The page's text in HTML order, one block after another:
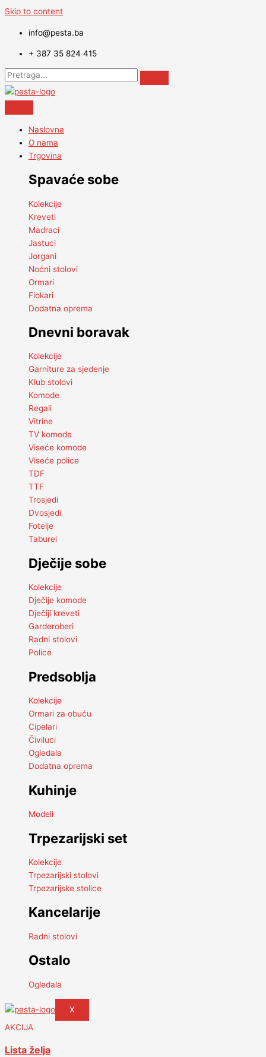
Skip to content
info@pesta.ba
+ 387 35 824 415
Naslovna
O nama
Trgovina
Spavaće sobe
Kolekcije
Kreveti
Madraci
Jastuci
Jorgani
Noćni stolovi
Ormari
Fiokari
Dodatna oprema
Dnevni boravak
Kolekcije
Garniture za sjedenje
Klub stolovi
Komode
Regali
Vitrine
TV komode
Viseće komode
Viseće police
TDF
TTF
Trosjedi
Dvosjedi
Fotelje
Taburei
Dječije sobe
Kolekcije
Dječije komode
Dječiji kreveti
Garderoberi
Radni stolovi
Police
Predsoblja
Kolekcije
Ormari za obuću
Cipelari
Čiviluci
Ogledala
Dodatna oprema
Kuhinje
Modeli
Trpezarijski set
Kolekcije
Trpezarijski stolovi
Trpezarijske stolice
Kancelarije
Radni stolovi
Ostalo
Ogledala
X
AKCIJA
Lista želja